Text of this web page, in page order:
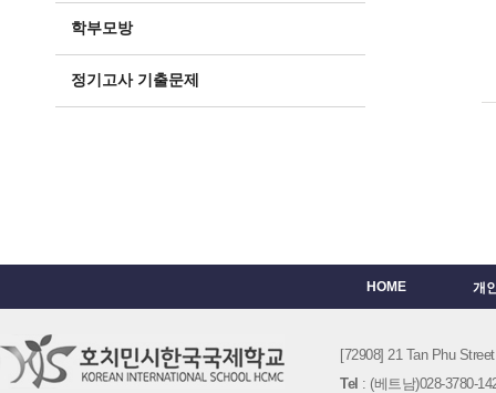
학부모방
정기고사 기출문제
HOME 개
[72908] 21 Tan Phu
Tel : (베트남)028-3780-